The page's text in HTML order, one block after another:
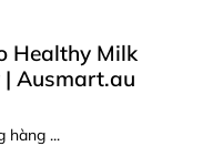
Healthy Milk
| Ausmart.au
hàng ...